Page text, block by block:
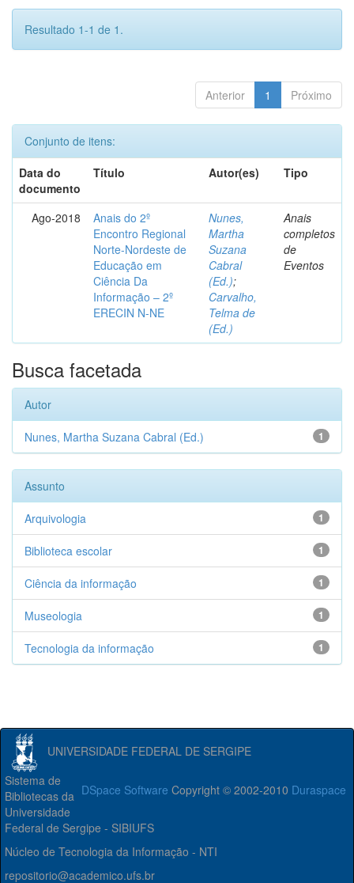
Resultado 1-1 de 1.
Anterior 1 Próximo
Conjunto de itens:
Data do
documento
Título Autor(es) Tipo
Ago-2018
Anais do 2º
Encontro Regional
Norte-Nordeste de
Educação em
Ciência Da
Informação – 2º
ERECIN N-NE
Nunes,
Martha
Suzana
Cabral
(Ed.);
Carvalho,
Telma de
(Ed.)
Anais
completos
de
Eventos
Busca facetada
Autor
1
Nunes, Martha Suzana Cabral (Ed.)
Assunto
1
Arquivologia
1
Biblioteca escolar
1
Ciência da informação
1
Museologia
1
Tecnologia da informação
UNIVERSIDADE FEDERAL DE SERGIPE
DSpace Software Copyright © 2002-2010 Duraspace
Sistema de
Bibliotecas da
Universidade
Federal de Sergipe - SIBIUFS
Núcleo de Tecnologia da Informação - NTI
repositorio@academico.ufs.br